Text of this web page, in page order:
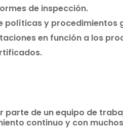
de inspección.
políticas y procedimientos
en función a los
parte de un equipo de
continuo y con